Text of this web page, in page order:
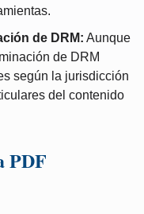
de DRM: Aunque
de DRM
según la jurisdicción
del contenido
PDF